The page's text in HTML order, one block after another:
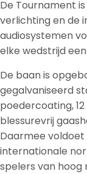
De Tournament
verlichting en de
audiosystemen
elke wedstrijd
De baan is
gegalvaniseerd
poedercoating,
blessurevrij
Daarmee
internationale
spelers van hoog